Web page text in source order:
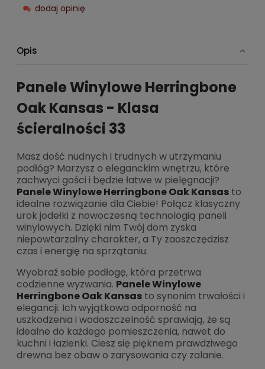
dodaj opinię
Opis
Panele Winylowe Herringbone
Oak Kansas - Klasa
ścieralności 33
Masz dość nudnych i trudnych w utrzymaniu
podłóg? Marzysz o eleganckim wnętrzu, które
zachwyci gości i będzie łatwe w pielęgnacji?
Panele Winylowe Herringbone Oak Kansas to
idealne rozwiązanie dla Ciebie! Połącz klasyczny
urok jodełki z nowoczesną technologią paneli
winylowych. Dzięki nim Twój dom zyska
niepowtarzalny charakter, a Ty zaoszczędzisz
czas i energię na sprzątaniu.
Wyobraź sobie podłogę, która przetrwa
codzienne wyzwania. Panele Winylowe
Herringbone Oak Kansas to synonim trwałości i
elegancji. Ich wyjątkowa odporność na
uszkodzenia i wodoszczelność sprawiają, że są
idealne do każdego pomieszczenia, nawet do
kuchni i łazienki. Ciesz się pięknem prawdziwego
drewna bez obaw o zarysowania czy zalanie.